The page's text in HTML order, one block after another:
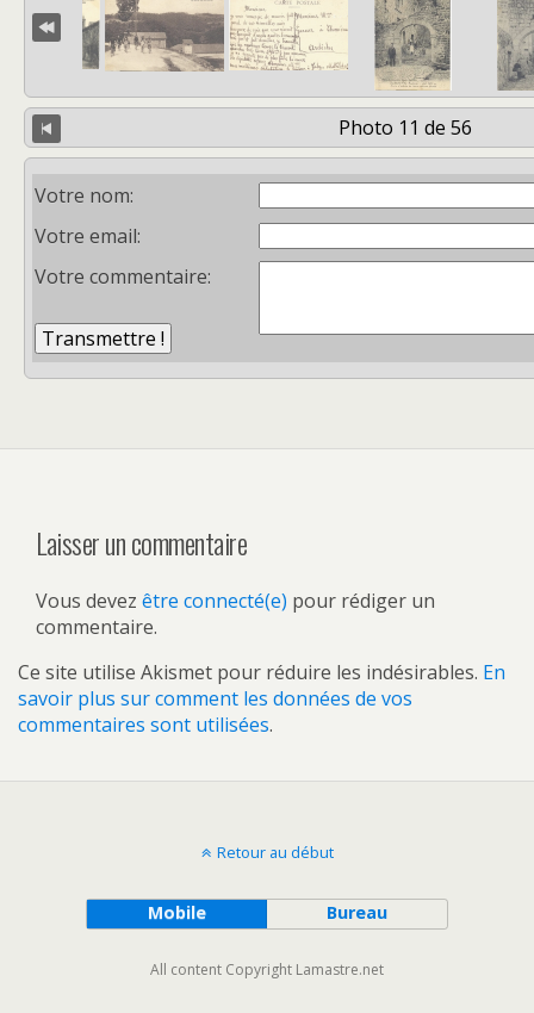
Photo 11 de 56
Votre nom:
Votre email:
Votre commentaire:
Laisser un commentaire
Vous devez être connecté(e) pour rédiger un
commentaire.
Ce site utilise Akismet pour réduire les indésirables. En
savoir plus sur comment les données de vos
commentaires sont utilisées.
Retour au début
Mobile Bureau
All content Copyright Lamastre.net